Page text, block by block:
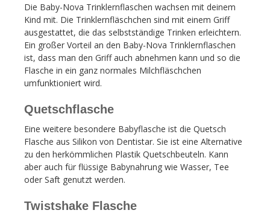
Die Baby-Nova Trinklernflaschen wachsen mit deinem
Kind mit. Die Trinklernfläschchen sind mit einem Griff
ausgestattet, die das selbstständige Trinken erleichtern.
Ein großer Vorteil an den Baby-Nova Trinklernflaschen
ist, dass man den Griff auch abnehmen kann und so die
Flasche in ein ganz normales Milchfläschchen
umfunktioniert wird.
Quetschflasche
Eine weitere besondere Babyflasche ist die Quetsch
Flasche aus Silikon von Dentistar. Sie ist eine Alternative
zu den herkömmlichen Plastik Quetschbeuteln. Kann
aber auch für flüssige Babynahrung wie Wasser, Tee
oder Saft genutzt werden.
Twistshake Flasche